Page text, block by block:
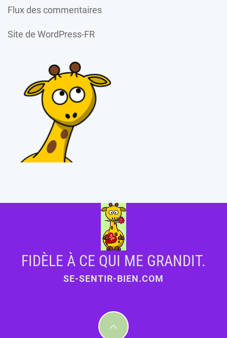
Flux des commentaires
Site de WordPress-FR
FIDÈLE À CE QUI ME GRANDIT.
SE-SENTIR-BIEN.COM